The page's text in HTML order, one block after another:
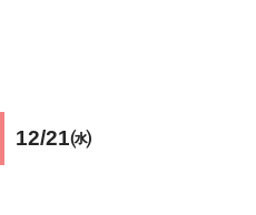
12/21㈬